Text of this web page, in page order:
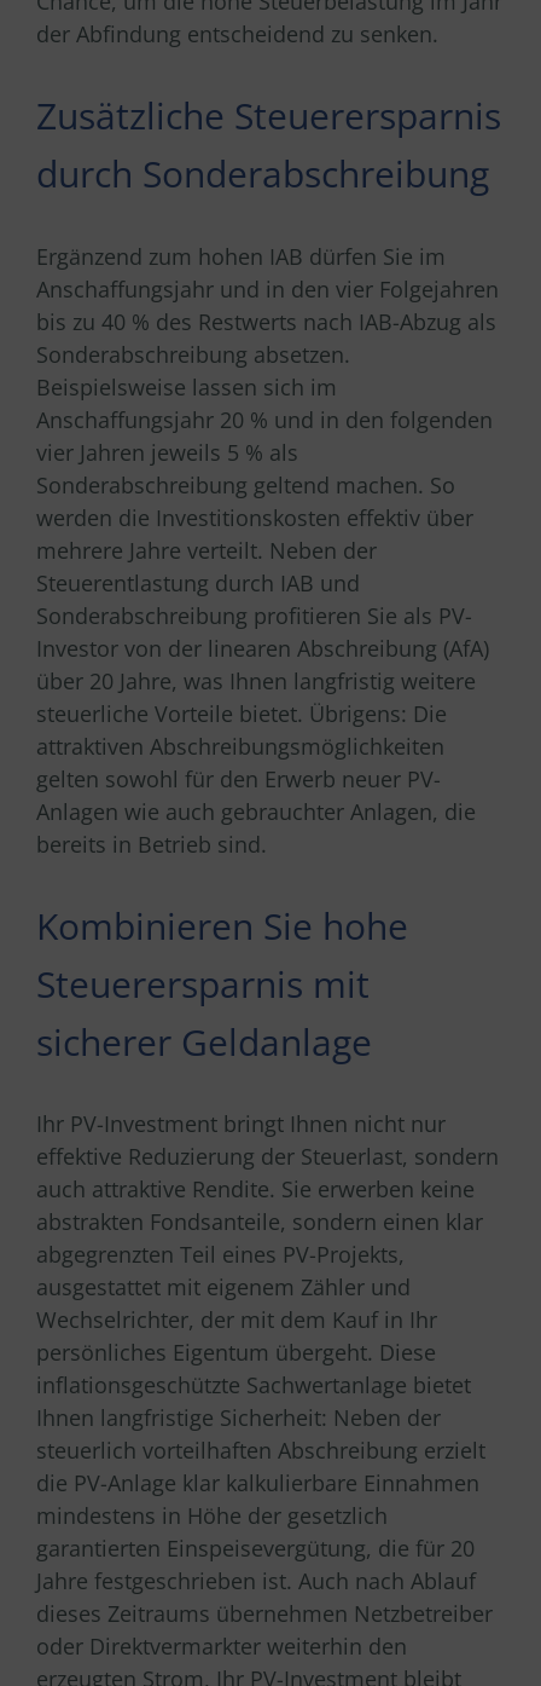
der Abfindung entscheidend zu senken.
Zusätzliche Steuerersparnis
durch Sonderabschreibung
Ergänzend zum hohen IAB dürfen Sie im
Anschaffungsjahr und in den vier Folgejahren
bis zu 40 % des Restwerts nach IAB-Abzug als
Sonderabschreibung absetzen.
Beispielsweise lassen sich im
Anschaffungsjahr 20 % und in den folgenden
vier Jahren jeweils 5 % als
Sonderabschreibung geltend machen. So
werden die Investitionskosten effektiv über
mehrere Jahre verteilt. Neben der
Steuerentlastung durch IAB und
Sonderabschreibung profitieren Sie als PV-
Investor von der linearen Abschreibung (AfA)
über 20 Jahre, was Ihnen langfristig weitere
steuerliche Vorteile bietet. Übrigens: Die
attraktiven Abschreibungsmöglichkeiten
gelten sowohl für den Erwerb neuer PV-
Anlagen wie auch gebrauchter Anlagen, die
bereits in Betrieb sind.
Kombinieren Sie hohe
Steuerersparnis mit
sicherer Geldanlage
Ihr PV-Investment bringt Ihnen nicht nur
effektive Reduzierung der Steuerlast, sondern
auch attraktive Rendite. Sie erwerben keine
abstrakten Fondsanteile, sondern einen klar
abgegrenzten Teil eines PV-Projekts,
ausgestattet mit eigenem Zähler und
Wechselrichter, der mit dem Kauf in Ihr
persönliches Eigentum übergeht. Diese
inflationsgeschützte Sachwertanlage bietet
Ihnen langfristige Sicherheit: Neben der
steuerlich vorteilhaften Abschreibung erzielt
die PV-Anlage klar kalkulierbare Einnahmen
mindestens in Höhe der gesetzlich
garantierten Einspeisevergütung, die für 20
Jahre festgeschrieben ist. Auch nach Ablauf
dieses Zeitraums übernehmen Netzbetreiber
oder Direktvermarkter weiterhin den
erzeugten Strom, Ihr PV-Investment bleibt